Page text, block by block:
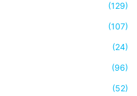
(129)
(107)
(24)
(96)
(52)